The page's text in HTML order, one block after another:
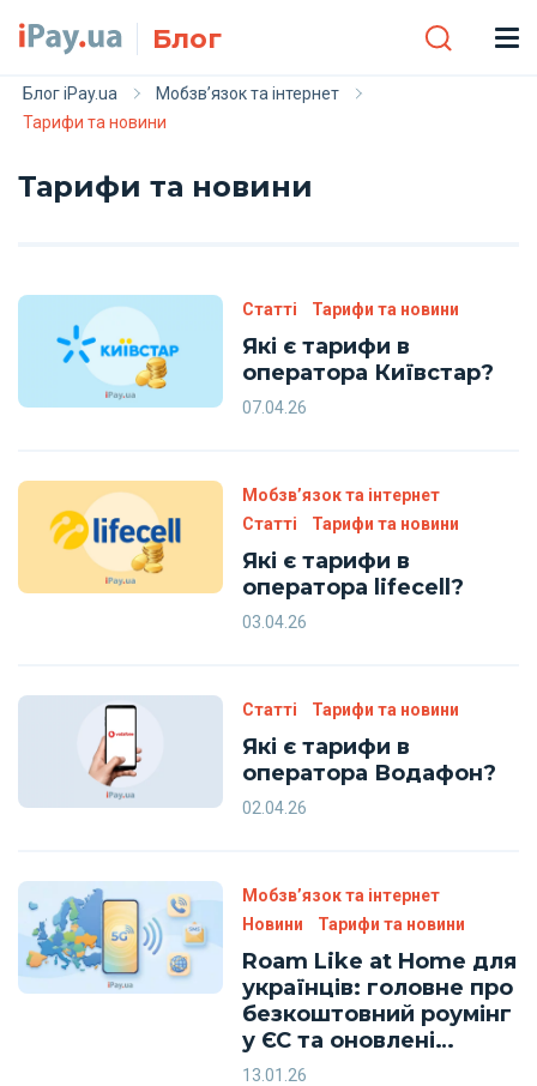
Блог
Блог iPay.ua
Мобзв’язок та інтернет
Тарифи та новини
Тарифи та новини
Статті Тарифи та новини
Які є тарифи в
оператора Київстар?
07.04.26
Мобзв’язок та інтернет
Статті
Тарифи та новини
Які є тарифи в
оператора lifecell?
03.04.26
Статті Тарифи та новини
Які є тарифи в
оператора Водафон?
02.04.26
Мобзв’язок та інтернет
Новини
Тарифи та новини
Roam Like at Home для
українців: головне про
безкоштовний роумінг
у ЄС та оновлені
тарифи Київстар,
13.01.26